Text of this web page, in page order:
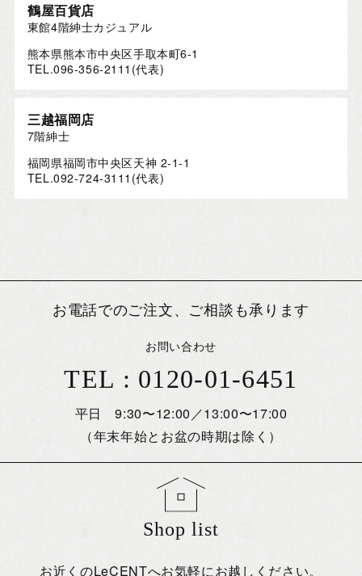
鶴屋百貨店
東館4階紳士カジュアル
熊本県熊本市中央区手取本町6-1
TEL.096-356-2111(代表)
三越福岡店
7階紳士
福岡県福岡市中央区天神 2-1-1
TEL.092-724-3111(代表)
お電話でのご注文、ご相談も承ります
お問い合わせ
TEL : 0120-01-6451
平日 9:30〜12:00／13:00〜17:00
（年末年始とお盆の時期は除く）
Shop list
お近くのLeCENTへお気軽にお越しください。